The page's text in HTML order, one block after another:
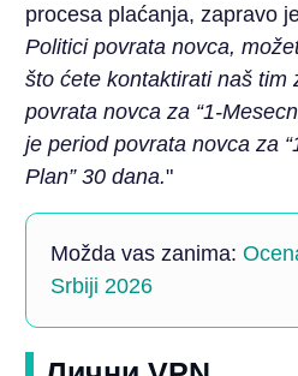
procesa plaćanja, zapravo
Politici povrata novca,
što ćete kontaktirati naš tim
povrata novca za “1-
je period povrata novca za
Plan” 30 dana."
Možda vas zanima:
Srbiji 2026